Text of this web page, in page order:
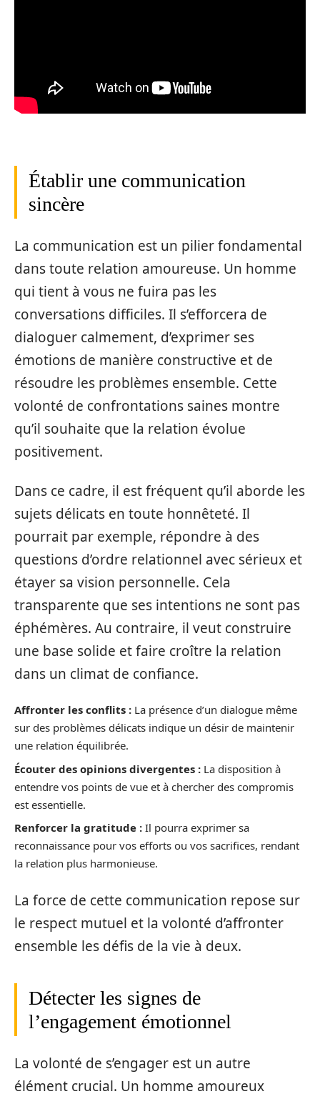
Établir une communication
sincère
La communication est un pilier fondamental
dans toute relation amoureuse. Un homme
qui tient à vous ne fuira pas les
conversations difficiles. Il s’efforcera de
dialoguer calmement, d’exprimer ses
émotions de manière constructive et de
résoudre les problèmes ensemble. Cette
volonté de confrontations saines montre
qu’il souhaite que la relation évolue
positivement.
Dans ce cadre, il est fréquent qu’il aborde les
sujets délicats en toute honnêteté. Il
pourrait par exemple, répondre à des
questions d’ordre relationnel avec sérieux et
étayer sa vision personnelle. Cela
transparente que ses intentions ne sont pas
éphémères. Au contraire, il veut construire
une base solide et faire croître la relation
dans un climat de confiance.
Affronter les conflits : La présence d’un dialogue même
sur des problèmes délicats indique un désir de maintenir
une relation équilibrée.
Écouter des opinions divergentes : La disposition à
entendre vos points de vue et à chercher des compromis
est essentielle.
Renforcer la gratitude : Il pourra exprimer sa
reconnaissance pour vos efforts ou vos sacrifices, rendant
la relation plus harmonieuse.
La force de cette communication repose sur
le respect mutuel et la volonté d’affronter
ensemble les défis de la vie à deux.
Détecter les signes de
l’engagement émotionnel
La volonté de s’engager est un autre
élément crucial. Un homme amoureux